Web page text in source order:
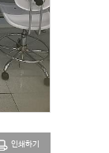
인쇄하기